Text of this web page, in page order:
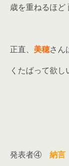
歳を重ねるほど
正直、 美穂さん
くたばって欲し
発表者④ 納言